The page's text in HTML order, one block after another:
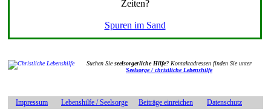
Zeiten?
Spuren im Sand
Suchen Sieseelsorgerliche Hilfe? Kontaktadressen finden Sie unter
Seelsorge / christliche Lebenshilfe
Impressum Lebenshilfe / Seelsorge Beiträge einreichen Datenschutz